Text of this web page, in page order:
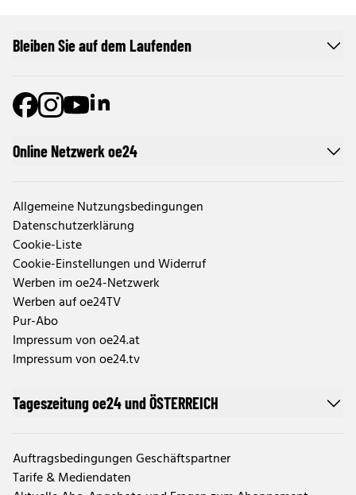
Online Netzwerk oe24
Allgemeine Nutzungsbedingungen
Datenschutzerklärung
Cookie-Liste
Cookie-Einstellungen und Widerruf
Werben im oe24-Netzwerk
Werben auf oe24TV
Pur-Abo
Impressum von oe24.at
Impressum von oe24.tv
Tageszeitung oe24 und ÖSTERREICH
Auftragsbedingungen Geschäftspartner
Tarife & Mediendaten
Bleiben Sie auf dem Laufenden